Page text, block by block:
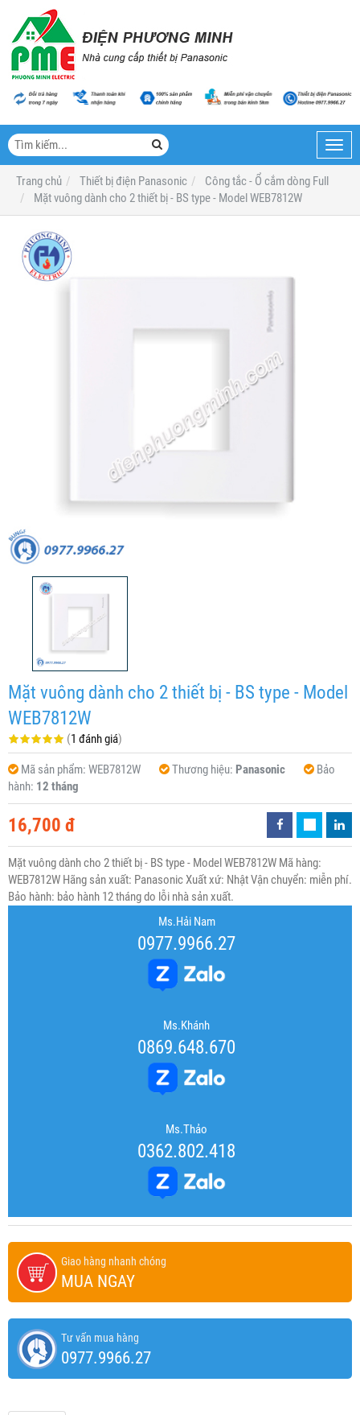
Trang chủ
Thiết bị điện Panasonic
Công tắc - Ổ cắm dòng Full
Mặt vuông dành cho 2 thiết bị - BS type - Model WEB7812W
Mặt vuông dành cho 2 thiết bị - BS type - Model
WEB7812W
(1 đánh giá)
Mã sản phẩm: WEB7812W Thương hiệu: Panasonic
Bảo
hành: 12 tháng
16,700 đ
Mặt vuông dành cho 2 thiết bị - BS type - Model WEB7812W Mã hàng:
WEB7812W Hãng sản xuất: Panasonic Xuất xứ: Nhật Vận chuyển: miễn phí.
Bảo hành: bảo hành 12 tháng do lỗi nhà sản xuất.
Ms.Hải Nam
0977.9966.27
Ms.Khánh
0869.648.670
Ms.Thảo
0362.802.418
Giao hàng nhanh chóng
MUA NGAY
Tư vấn mua hàng
0977.9966.27